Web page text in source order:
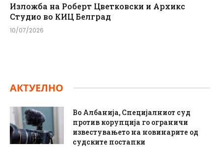
Изложба на Роберт Цветковски и Архикс
Студио во КИЦ Белград
10/07/2026
АКТУЕЛНО
Во Албанија, Специјалниот суд
против корупција го ограничи
известувањето на новинарите од
судските постапки